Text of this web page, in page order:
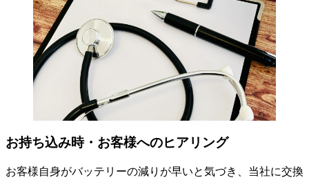
お持ち込み時・お客様へのヒアリング
お客様自身がバッテリーの減りが早いと気づき、当社に交換